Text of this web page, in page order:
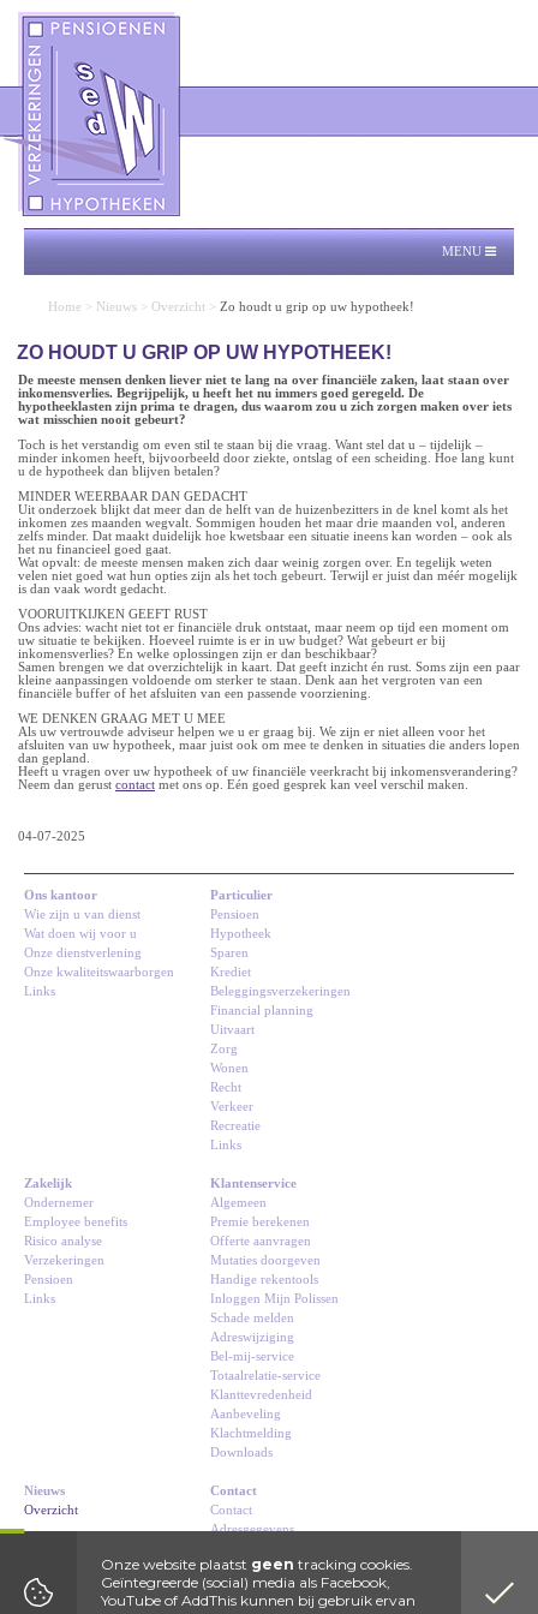
MENU
Home > Nieuws > Overzicht > Zo houdt u grip op uw hypotheek!
ZO HOUDT U GRIP OP UW HYPOTHEEK!
De meeste mensen denken liever niet te lang na over financiële zaken, laat staan over
inkomensverlies. Begrijpelijk, u heeft het nu immers goed geregeld. De
hypotheeklasten zijn prima te dragen, dus waarom zou u zich zorgen maken over iets
wat misschien nooit gebeurt?
Toch is het verstandig om even stil te staan bij die vraag. Want stel dat u – tijdelijk –
minder inkomen heeft, bijvoorbeeld door ziekte, ontslag of een scheiding. Hoe lang kunt
u de hypotheek dan blijven betalen?
MINDER WEERBAAR DAN GEDACHT
Uit onderzoek blijkt dat meer dan de helft van de huizenbezitters in de knel komt als het
inkomen zes maanden wegvalt. Sommigen houden het maar drie maanden vol, anderen
zelfs minder. Dat maakt duidelijk hoe kwetsbaar een situatie ineens kan worden – ook als
het nu financieel goed gaat.
Wat opvalt: de meeste mensen maken zich daar weinig zorgen over. En tegelijk weten
velen niet goed wat hun opties zijn als het toch gebeurt. Terwijl er juist dan méér mogelijk
is dan vaak wordt gedacht.
VOORUITKIJKEN GEEFT RUST
Ons advies: wacht niet tot er financiële druk ontstaat, maar neem op tijd een moment om
uw situatie te bekijken. Hoeveel ruimte is er in uw budget? Wat gebeurt er bij
inkomensverlies? En welke oplossingen zijn er dan beschikbaar?
Samen brengen we dat overzichtelijk in kaart. Dat geeft inzicht én rust. Soms zijn een paar
kleine aanpassingen voldoende om sterker te staan. Denk aan het vergroten van een
financiële buffer of het afsluiten van een passende voorziening.
WE DENKEN GRAAG MET U MEE
Als uw vertrouwde adviseur helpen we u er graag bij. We zijn er niet alleen voor het
afsluiten van uw hypotheek, maar juist ook om mee te denken in situaties die anders lopen
dan gepland.
Heeft u vragen over uw hypotheek of uw financiële veerkracht bij inkomensverandering?
Neem dan gerust contact met ons op. Eén goed gesprek kan veel verschil maken.
04-07-2025
Ons kantoor
Wie zijn u van dienst
Wat doen wij voor u
Onze dienstverlening
Onze kwaliteitswaarborgen
Links
Particulier
Pensioen
Hypotheek
Sparen
Krediet
Beleggingsverzekeringen
Financial planning
Uitvaart
Zorg
Wonen
Recht
Verkeer
Recreatie
Links
Zakelijk
Ondernemer
Employee benefits
Risico analyse
Verzekeringen
Pensioen
Links
Klantenservice
Algemeen
Premie berekenen
Offerte aanvragen
Mutaties doorgeven
Handige rekentools
Inloggen Mijn Polissen
Schade melden
Adreswijziging
Bel-mij-service
Totaalrelatie-service
Klanttevredenheid
Aanbeveling
Klachtmelding
Downloads
Nieuws
Overzicht
Contact
Contact
Adresgegevens
Onze website plaatst geen tracking cookies.
Geïntegreerde (social) media als Facebook,
YouTube of AddThis kunnen bij gebruik ervan